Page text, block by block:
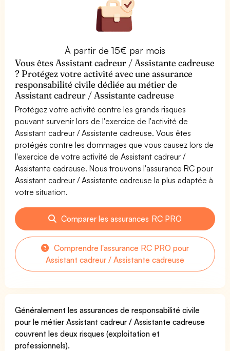
À partir de 15€ par mois
Vous êtes Assistant cadreur / Assistante cadreuse
? Protégez votre activité avec une assurance
responsabilité civile dédiée au métier de
Assistant cadreur / Assistante cadreuse
Protégez votre activité contre les grands risques
pouvant survenir lors de l'exercice de l'activité de
Assistant cadreur / Assistante cadreuse. Vous êtes
protégés contre les dommages que vous causez lors de
l'exercice de votre activité de Assistant cadreur /
Assistante cadreuse. Nous trouvons l'assurance RC pour
Assistant cadreur / Assistante cadreuse la plus adaptée à
votre situation.
Comparer les assurances RC PRO
Comprendre l'assurance RC PRO pour
Assistant cadreur / Assistante cadreuse
Généralement les assurances de responsabilité civile
pour le métier Assistant cadreur / Assistante cadreuse
couvrent les deux risques (exploitation et
professionnels).